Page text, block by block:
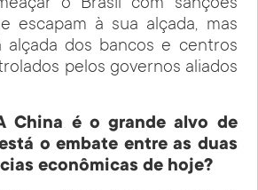
o Brasil com sanções
escapam à sua alçada, mas
alçada dos bancos e centros
pelos governos aliados
China é o grande alvo de
o embate entre as duas
econômicas de hoje?